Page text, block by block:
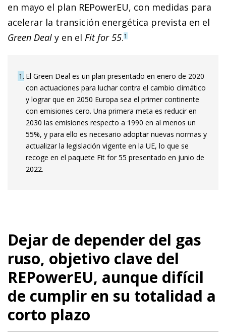
en mayo el plan REPowerEU, con medidas para
acelerar la transición energética prevista en el
Green Deal y en el Fit for 55.1
1 El Green Deal es un plan presentado en enero de 2020
con actuaciones para luchar contra el cambio climático
y lograr que en 2050 Europa sea el primer continente
con emisiones cero. Una primera meta es reducir en
2030 las emisiones respecto a 1990 en al menos un
55%, y para ello es necesario adoptar nuevas normas y
actualizar la legislación vigente en la UE, lo que se
recoge en el paquete Fit for 55 presentado en junio de
2022.
Dejar de depender del gas
ruso, objetivo clave del
REPowerEU, aunque difícil
de cumplir en su totalidad a
corto plazo